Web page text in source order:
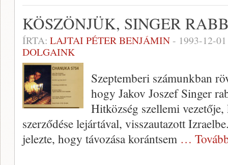
KÖSZÖNJÜK, SINGER
ÍRTA: LAJTAI PÉTER BENJÁMIN- 1993-12-01
DOLGAINK
Szeptemberi számunkban
hogy Jakov Joszef Singer
Hitközség szellemi
szerződése lejártával, visszautazott
jelezte, hogy távozása korántsem …